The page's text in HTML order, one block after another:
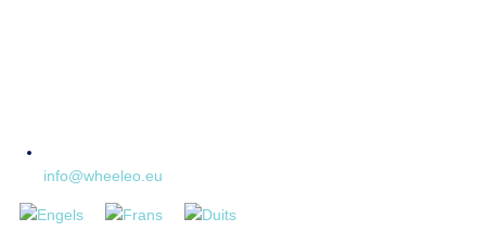
info@wheeleo.eu